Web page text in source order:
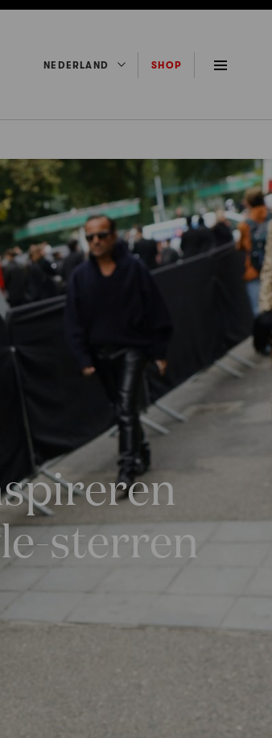
NEDERLAND SHOP
sterren